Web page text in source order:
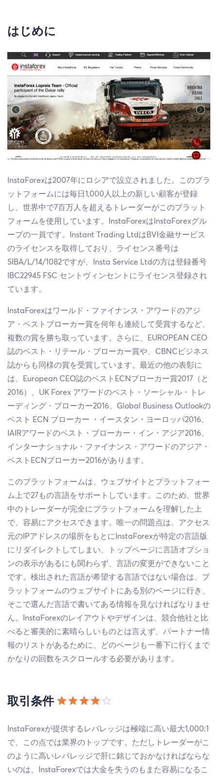
はじめに
InstaForexは2007年にロシアで設立されました。このプラ
ットフォームには毎日1,000人以上の新しい顧客が登録
し、世界中で7百万人を超えるトレーダーがこのプラット
フォームを使用しています。InstaForexはInstaForexグル
ープの一員です。Instant Trading LtdはBVI金融サービス
のライセンスを取得しており、ライセンス番号は
SIBA/L/14/1082ですが、Insta Service Ltdの方は登録番号
IBC22945 FSC セントヴィンセントにライセンス登録され
ています。
InstaForexはワールド・ファイナンス・アワードのアジ
ア・ベストブローカー賞を何年も連続して受賞するなど、
複数の賞を勝ち取っています。さらに、EUROPEAN CEO
誌のベスト・リテール・ブローカー賞や、CBNCビジネス
誌からも同様の賞を受賞しています。最近の他の表彰に
は、European CEO誌のベストECNブローカー賞2017（と
2016）、UK Forex アワードのベスト・ソーシャル・トレ
ーディング・ブローカー2016、Global Business Outlookの
ベスト ECN ブローカー ・イースタン・ヨーロッパ2016、
IAIRアワードのベスト・ブローカー・イン・アジア2016、
インターナショナル・ファイナンス・アワードのアジア・
ベストECNブローカー2016があります。
このプラットフォームは、ウェブサイトとプラットフォー
ム上で27もの言語をサポートしています。このため、世界
中のトレーダーが完全にプラットフォームを理解した上
で、容易にアクセスできます。唯一の問題点は、アクセス
元のIPアドレスの場所をもとにInstaForexが特定の言語版
にリダイレクトしてしまい、トップページに言語オプショ
ンの表示があるにも関わらず、言語の変更ができないこと
です。検出された言語が希望する言語ではない場合は、プ
ラットフォームのウェブサイトにある別のページに行き、
そこで選んだ言語で書いてある情報を見なければなりませ
ん。InstaForexのレイアウトやデザインは、競合他社と比
べると審美的に素晴らしいものとは言えず、パートナー情
報のリストがあるために、どのページも一番下に行くまで
かなりの回数をスクロールする必要があります。
取引条件
InstaForexが提供するレバレッジは極端に高い最大1,000:1
で、この点では業界のトップです。ただしトレーダーがこ
のように高いレバレッジで肝に銘じておかなければならな
いのは、InstaForexでは大金を失うのもまた容易になるこ